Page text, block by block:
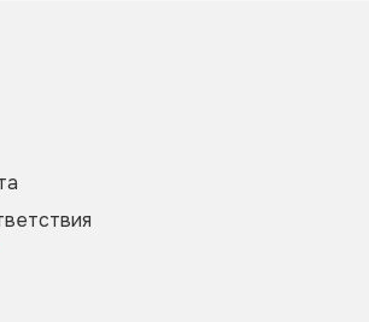
форму, и мы вам